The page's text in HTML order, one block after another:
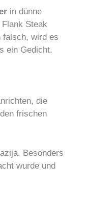
in dünne
Steak
falsch, wird es
ein Gedicht.
die
frischen
Besonders
wurde und